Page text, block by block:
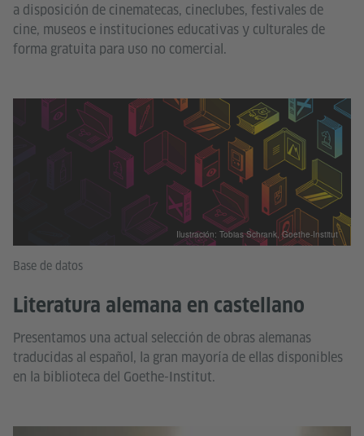
a disposición de cinematecas, cineclubes, festivales de
cine, museos e instituciones educativas y culturales de
forma gratuita para uso no comercial.
Base de datos
Literatura alemana en castellano
Presentamos una actual selección de obras alemanas
traducidas al español, la gran mayoría de ellas disponibles
en la biblioteca del Goethe-Institut.
Ilustración: Tobias Schrank, Goethe-Institut